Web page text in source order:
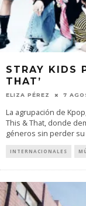
STRAY KIDS
THAT’
ELIZA PÉREZ 7
La agrupación de
This & That, donde
géneros sin perder su
INTERNACIONALES